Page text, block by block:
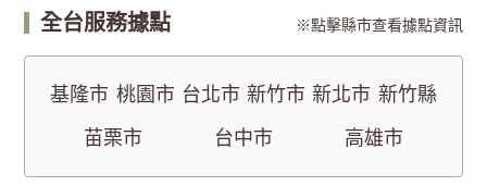
全台服務據點 點擊縣市查看據點資訊
基隆市 桃園市
苗栗市
台北市 新竹市
台中市
新北市 新竹縣
高雄市